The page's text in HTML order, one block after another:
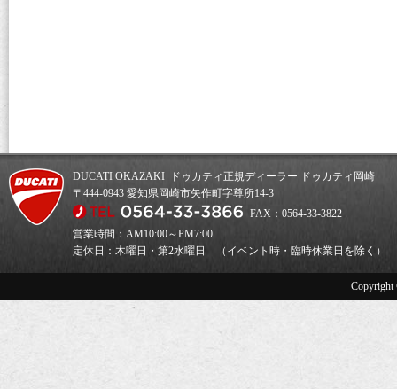
DUCATI OKAZAKI ドゥカティ正規ディーラー ドゥカティ岡崎
〒444-0943 愛知県岡崎市矢作町字尊所14-3
FAX：0564-33-3822
営業時間：AM10:00～PM7:00
定休日：木曜日・第2水曜日 （イベント時・臨時休業日を除く）